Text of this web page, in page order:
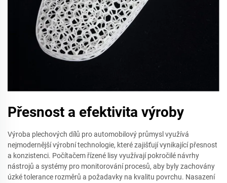
Přesnost a efektivita výroby
Výroba plechových dílů pro automobilový průmysl využívá
nejmodernější výrobní technologie, které zajišťují vynikající přesnost
a konzistenci. Počítačem řízené lisy využívají pokročilé návrhy
nástrojů a systémy pro monitorování procesů, aby byly zachovány
úzké tolerance rozměrů a požadavky na kvalitu povrchu. Nasazení